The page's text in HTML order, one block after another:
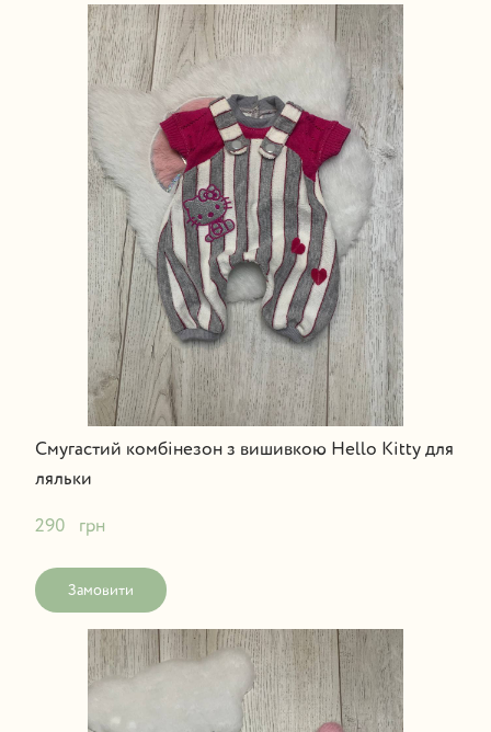
Смугастий комбінезон з вишивкою Hello Kitty для
ляльки
290   грн
Замовити